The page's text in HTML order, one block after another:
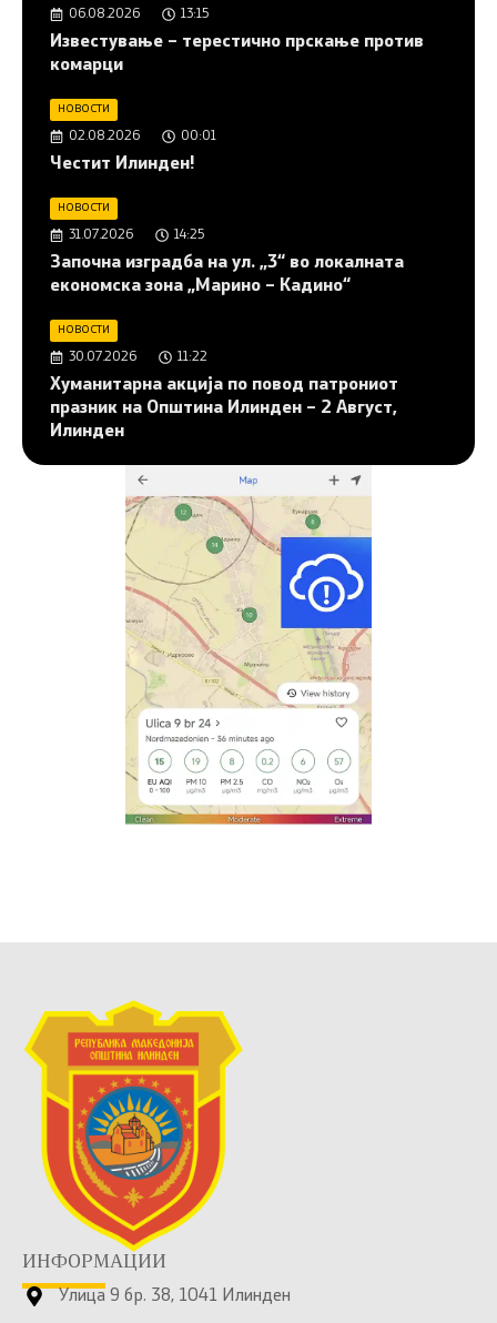
06.08.2026 13:15
Известување – терестично прскање против
комарци
НОВОСТИ
02.08.2026 00:01
Честит Илинден!
НОВОСТИ
31.07.2026 14:25
Започна изградба на ул. „3“ во локалната
економска зона „Марино – Кадино“
НОВОСТИ
30.07.2026 11:22
Хуманитарна акција по повод патрониот
празник на Општина Илинден – 2 Август,
Илинден
ИНФОРМАЦИИ
Улица 9 бр. 38, 1041 Илинден